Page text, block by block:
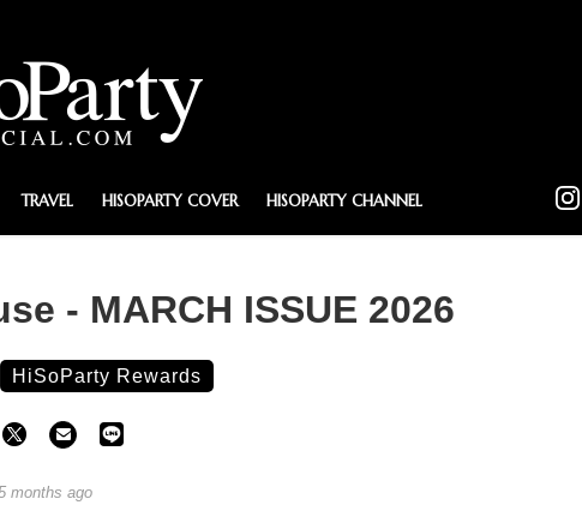
TRAVEL HISOPARTY COVER HISOPARTY CHANNEL
- MARCH ISSUE 2026
HiSoParty Rewards
months ago